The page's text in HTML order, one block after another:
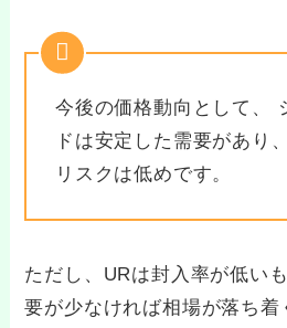
今後の価格動向として、
ドは安定した需要があり
リスクは低めです。
ただし、URは封入率が低い
要が少なければ相場が落ち着